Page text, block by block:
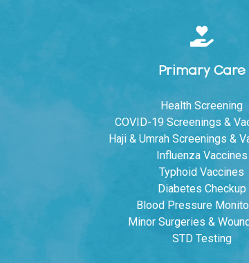
Primary Care
Health Screening
COVID-19 Screenings &
Haji & Umrah Screenings &
Influenza Vaccines
Typhoid Vaccines
Diabetes Checkup
Blood Pressure
Minor Surgeries &
STD Testing